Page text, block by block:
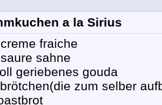
a la Sirius
fraiche
sahne
geriebenes gouda
zum selber